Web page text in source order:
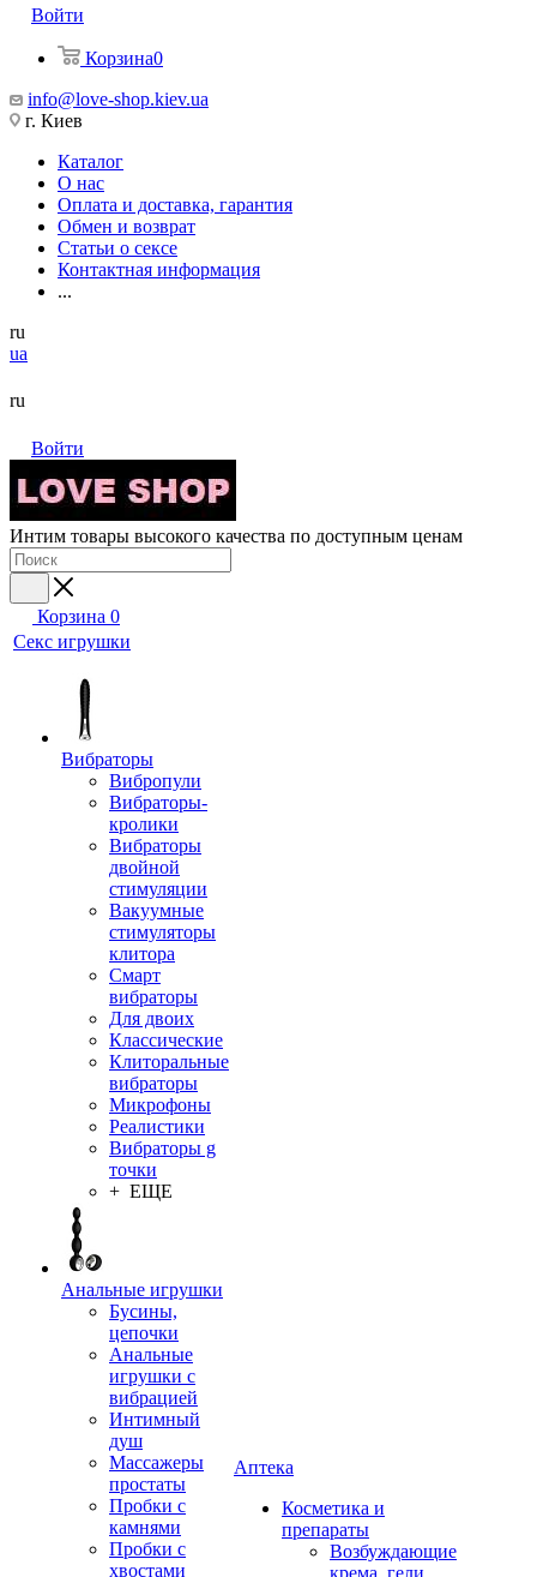
Войти
Корзина0
info@love-shop.kiev.ua
г. Киев
Каталог
О нас
Оплата и доставка, гарантия
Обмен и возврат
Статьи о сексе
Контактная информация
...
ru
ua
ru
Войти
Интим товары высокого качества по доступным ценам
Корзина 0
Секс игрушки
Вибраторы
Вибропули
Вибраторы-
кролики
Вибраторы
двойной
стимуляции
Вакуумные
стимуляторы
клитора
Смарт
вибраторы
Для двоих
Классические
Клиторальные
вибраторы
Микрофоны
Реалистики
Вибраторы g
точки
+ ЕЩЕ
Анальные игрушки
Бусины,
цепочки
Анальные
игрушки с
вибрацией
Интимный
душ
Массажеры
простаты
Пробки с
камнями
Пробки с
хвостами
Аптека
Косметика и
препараты
Возбуждающие
крема, гели